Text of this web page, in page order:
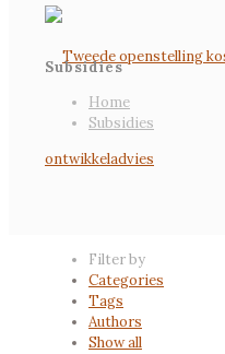
Subsidies
Home
Subsidies
Filter by
Categories
Tags
Authors
Show all